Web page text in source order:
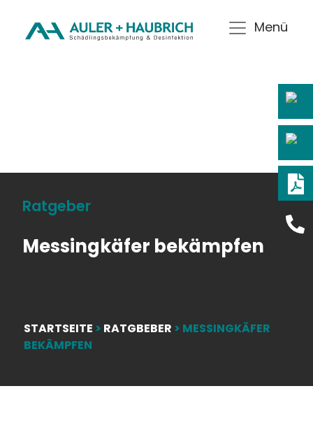
Menü
STARTSEITE > RATGBEBER > MESSINGKÄFER
BEKÄMPFEN
Ratgeber
Messingkäfer bekämpfen